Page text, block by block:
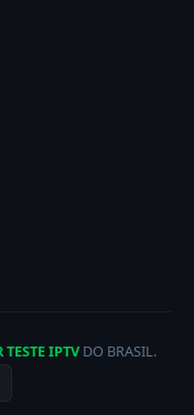
TESTE IPTVDO BRASIL.